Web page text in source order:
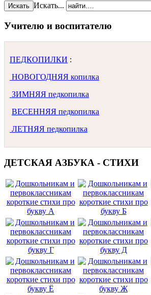
Искать Искать...
Учителю и воспитателю
ПЕДКОПИЛКИ :
НОВОГОДНЯЯ копилка
ЗИМНЯЯ педкопилка
ВЕСЕННЯЯ педкопилка
ЛЕТНЯЯ педкопилка
ДЕТСКАЯ АЗБУКА - СТИХИ